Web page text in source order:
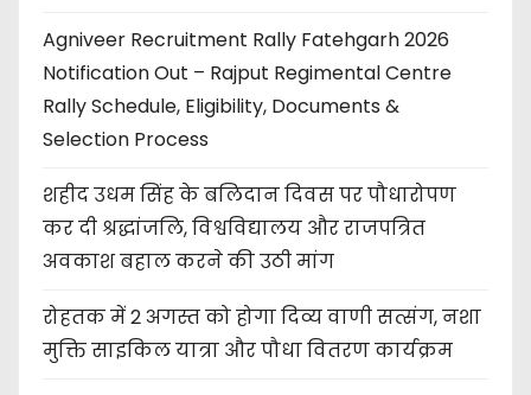
Agniveer Recruitment Rally Fatehgarh 2026
Notification Out – Rajput Regimental Centre
Rally Schedule, Eligibility, Documents &
Selection Process
शहीद उधम सिंह के बलिदान दिवस पर पौधारोपण
कर दी श्रद्धांजलि, विश्वविद्यालय और राजपत्रित
अवकाश बहाल करने की उठी मांग
रोहतक में 2 अगस्त को होगा दिव्य वाणी सत्संग, नशा
मुक्ति साइकिल यात्रा और पौधा वितरण कार्यक्रम